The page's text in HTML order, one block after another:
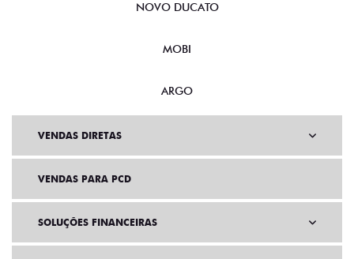
NOVO DUCATO
MOBI
ARGO
VENDAS DIRETAS
VENDAS PARA PCD
SOLUÇÕES FINANCEIRAS